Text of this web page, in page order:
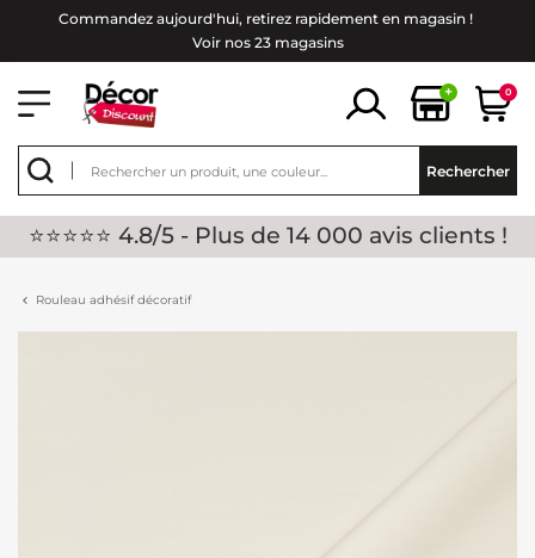
Commandez aujourd'hui, retirez rapidement en magasin !
Voir nos 23 magasins
+ 0
Rechercher
⭐⭐⭐⭐⭐ 4.8/5 - Plus de 14 000 avis clients !
Rouleau adhésif décoratif